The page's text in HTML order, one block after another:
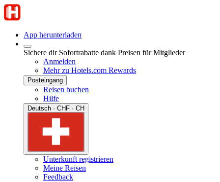
App herunterladen
Sichere dir Sofortrabatte dank Preisen für Mitglieder
Anmelden
Mehr zu Hotels.com Rewards
Posteingang
Reisen buchen
Hilfe
Deutsch · CHF · CH
Unterkunft registrieren
Meine Reisen
Feedback